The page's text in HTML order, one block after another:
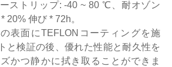
ストリップ: -40 ~ 80 ℃、耐オゾン
伸び * 72h。
表面にTEFLONコーティングを施
と検証の後、優れた性能と耐久性を
かつ静かに拭き取ることができま